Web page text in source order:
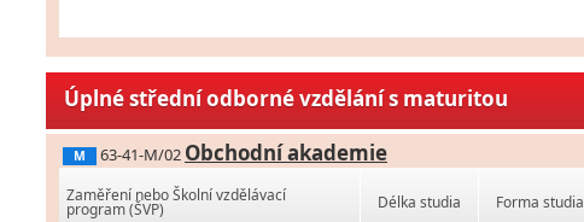
Úplné střední odborné vzdělání s maturitou
M 63-41-M/02 Obchodní akademie
Zaměření nebo Školní vzdělávací
program (ŠVP) Délka studia Forma studia